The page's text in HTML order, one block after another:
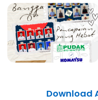
Download